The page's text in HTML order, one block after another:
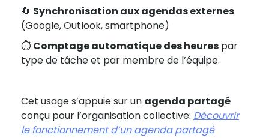
🔄 Synchronisation aux agendas externes
(Google, Outlook, smartphone)
⏱️ Comptage automatique des heures par
type de tâche et par membre de l’équipe.
Cet usage s’appuie sur un agenda partagé
conçu pour l’organisation collective: Découvrir
le fonctionnement d’un agenda partagé